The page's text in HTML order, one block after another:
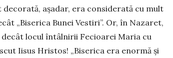
așa­dar, era considerată cu mult
„Biserica Bunei Ves­tiri”. Or, în Nazaret,
locul întâlnirii Fe­cioarei Maria cu
Iisus Hristos! „Biserica era enor­mă și